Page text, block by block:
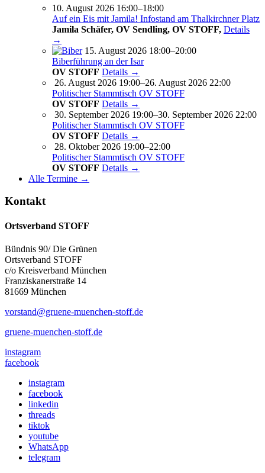
10. August 2026 16:00–18:00
Auf ein Eis mit Jamila! Infostand am Thalkirchner Platz
Jamila Schäfer, OV Sendling, OV STOFF, Details
→
15. August 2026 18:00–20:00
Biberführung an der Isar
OV STOFF Details →
26. August 2026 19:00–26. August 2026 22:00
Politischer Stammtisch OV STOFF
OV STOFF Details →
30. September 2026 19:00–30. September 2026 22:00
Politischer Stammtisch OV STOFF
OV STOFF Details →
28. Oktober 2026 19:00–22:00
Politischer Stammtisch OV STOFF
OV STOFF Details →
Alle Termine →
Kontakt
Ortsverband STOFF
Bündnis 90/ Die Grünen
Ortsverband STOFF
c/o Kreisverband München
Franziskanerstraße 14
81669 München
vorstand@gruene-muenchen-stoff.de
gruene-muenchen-stoff.de
instagram
facebook
instagram
facebook
linkedin
threads
tiktok
youtube
WhatsApp
telegram